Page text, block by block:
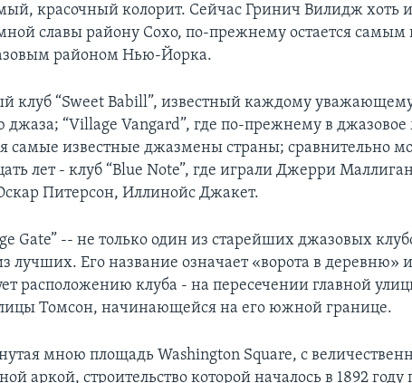
красочный колорит. Сейчас Гринич Вилидж хоть и
славы району Сохо, по-прежнему остается
районом Нью-Йорка.
клуб “Sweet Babill”, известный каждому
джаза; “Village Vangard”, где по-прежнему в
самые известные джазмены страны; сравнительно
лет - клуб “Blue Nоtе”, где играли Джерри
Питерсон, Иллинойс Джакет.
Gate” -- не только один из старейших джазовых
лучших. Его название означает «ворота в деревню»
расположению клуба - на пересечении главной
Томсон, начинающейся на его южной границе.
мною площадь Washington Square, с
аркой, строительство которой началось в 1892 году